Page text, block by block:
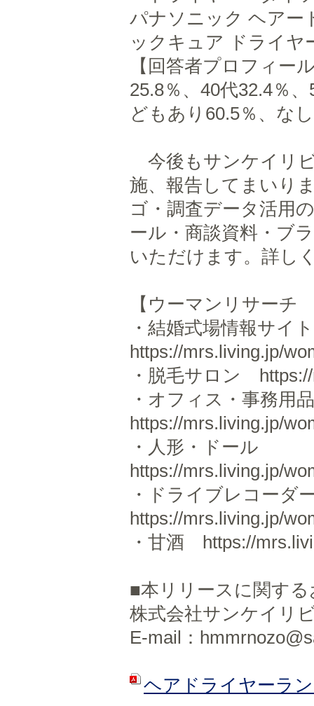
パナソニック ヘアー
ックキュア ドライヤ
【回答者プロフィー
25.8％、40代32.4％
どもあり60.5％、な
今後もサンケイリ
施、報告してまいり
ゴ・調査データ活用
ール・商談資料・ブ
いただけます。詳し
【ウーマンリサー
・結婚式場情報サ
https://mrs.living.jp/
・脱毛サロン
・オフィス・事務
https://mrs.living.jp/
・人形・ドール
https://mrs.living.jp/
・ドライブレコー
https://mrs.living.jp/
・甘酒 https://
■本リリースに関す
株式会社サンケイリ
E-mail：
ヘアドライヤーラ